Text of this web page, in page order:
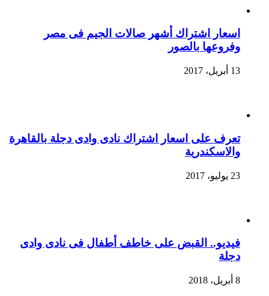
اسعار اشتراك أشهر صالات الجيم فى مصر
وفروعها بالصور
13 أبريل، 2017
تعرف على اسعار اشتراك نادى وادى دجلة بالقاهرة
والاسكندرية
23 يوليو، 2017
فيديو.. القبض على خاطف أطفال فى نادى وادى
دجلة
8 أبريل، 2018